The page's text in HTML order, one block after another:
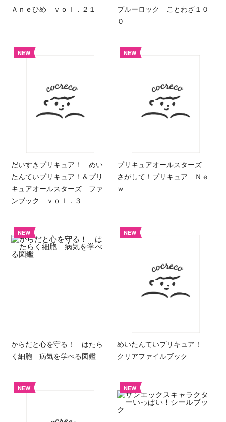
Ａｎｅひめ ｖｏｌ．２１
ブルーロック ことわざ１０
０
NEW
だいすきプリキュア！ めい
たんていプリキュア！＆プリ
キュアオールスターズ ファ
ンブック ｖｏｌ．３
NEW
プリキュアオールスターズ
さがして！プリキュア Ｎｅ
ｗ
NEW
からだと心を守る！ はたら
く細胞 病気を学べる図鑑
NEW
めいたんていプリキュア！
クリアファイルブック
NEW NEW